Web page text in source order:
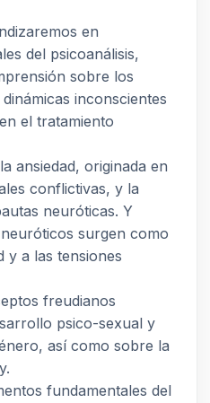
en
del psicoanálisis,
sobre los
inconscientes
el tratamiento
ansiedad, originada en
conflictivas, y la
neuróticas. Y
surgen como
y a las tensiones
freudianos
psico-sexual y
así como sobre la
fundamentales del